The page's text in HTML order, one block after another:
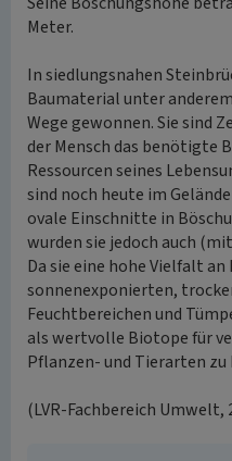
Meter.
In siedlungsnahen
Baumaterial unter
Wege gewonnen. Sie sind
der Mensch das benötigte
Ressourcen seines
sind noch heute im
ovale Einschnitte in
wurden sie jedoch auch
Da sie eine hohe Vielfalt
sonnenexponierten,
Feuchtbereichen und
als wertvolle Biotope für
Pflanzen- und Tierarten zu
(LVR-Fachbereich Umwelt,